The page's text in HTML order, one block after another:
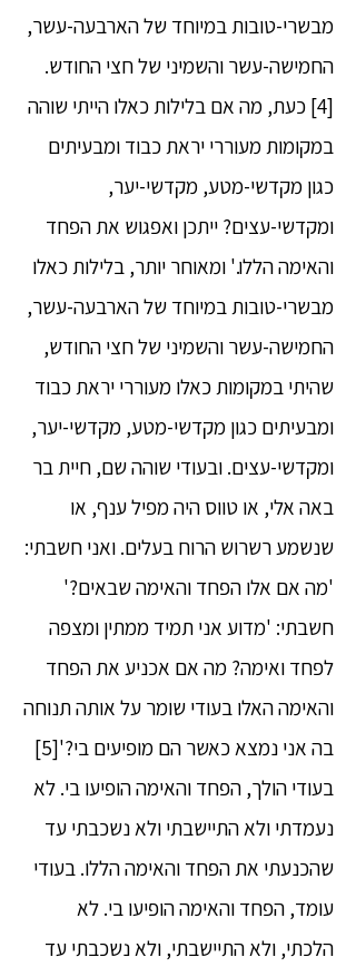
מבשרי-טובות במיוחד של הארבעה-עשר,
החמישה-עשר והשמיני של חצי החודש.
[4] כעת, מה אם בלילות כאלו הייתי שוהה
במקומות מעוררי יראת כבוד ומבעיתים
כגון מקדשי-מטע, מקדשי-יער,
ומקדשי-עצים? ייתכן ואפגוש את הפחד
והאימה הללו.' ומאוחר יותר, בלילות כאלו
מבשרי-טובות במיוחד של הארבעה-עשר,
החמישה-עשר והשמיני של חצי החודש,
שהיתי במקומות כאלו מעוררי יראת כבוד
ומבעיתים כגון מקדשי-מטע, מקדשי-יער,
ומקדשי-עצים. ובעודי שוהה שם, חיית בר
באה אלי, או טווס היה מפיל ענף, או
שנשמע רשרוש הרוח בעלים. ואני חשבתי:
'מה אם אלו הפחד והאימה שבאים?'
חשבתי: 'מדוע אני תמיד ממתין ומצפה
לפחד ואימה? מה אם אכניע את הפחד
והאימה האלו בעודי שומר על אותה תנוחה
בה אני נמצא כאשר הם מופיעים בי?'[5]
בעודי הולך, הפחד והאימה הופיעו בי. לא
נעמדתי ולא התיישבתי ולא נשכבתי עד
שהכנעתי את הפחד והאימה הללו. בעודי
עומד, הפחד והאימה הופיעו בי. לא
הלכתי, ולא התיישבתי, ולא נשכבתי עד